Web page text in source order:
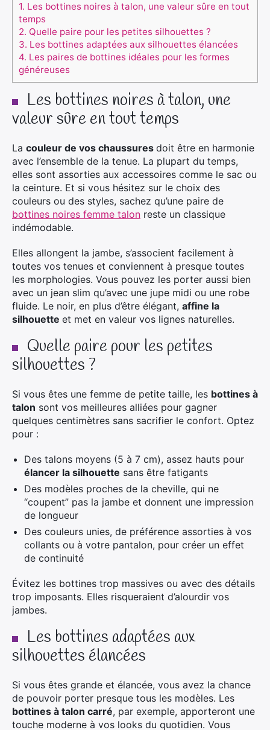
1. Les bottines noires à talon, une valeur sûre en tout
temps
2. Quelle paire pour les petites silhouettes ?
3. Les bottines adaptées aux silhouettes élancées
4. Les paires de bottines idéales pour les formes
généreuses
Les bottines noires à talon, une
valeur sûre en tout temps
La couleur de vos chaussures doit être en harmonie
avec l’ensemble de la tenue. La plupart du temps,
elles sont assorties aux accessoires comme le sac ou
la ceinture. Et si vous hésitez sur le choix des
couleurs ou des styles, sachez qu’une paire de
bottines noires femme talon reste un classique
indémodable.
Elles allongent la jambe, s’associent facilement à
toutes vos tenues et conviennent à presque toutes
les morphologies. Vous pouvez les porter aussi bien
avec un jean slim qu’avec une jupe midi ou une robe
fluide. Le noir, en plus d’être élégant, affine la
silhouette et met en valeur vos lignes naturelles.
Quelle paire pour les petites
silhouettes ?
Si vous êtes une femme de petite taille, les bottines à
talon sont vos meilleures alliées pour gagner
quelques centimètres sans sacrifier le confort. Optez
pour :
Des talons moyens (5 à 7 cm), assez hauts pour
élancer la silhouette sans être fatigants
Des modèles proches de la cheville, qui ne
“coupent” pas la jambe et donnent une impression
de longueur
Des couleurs unies, de préférence assorties à vos
collants ou à votre pantalon, pour créer un effet
de continuité
Évitez les bottines trop massives ou avec des détails
trop imposants. Elles risqueraient d’alourdir vos
jambes.
Les bottines adaptées aux
silhouettes élancées
Si vous êtes grande et élancée, vous avez la chance
de pouvoir porter presque tous les modèles. Les
bottines à talon carré, par exemple, apporteront une
touche moderne à vos looks du quotidien. Vous